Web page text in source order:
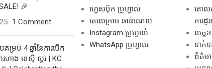
🎉
1 Comment
ម្រប់ 4 ឆ្នាំនៃការបើក
ហាង ខេស៊ី ស្តរ | KC
ហ្វេសប៊ុក ប្រូហ្វាល់
តេលេក្រាម ឆាន់ណេល
Instagram ប្រូហ្វាល់
WhatsApp ប្រូហ្វាល់
គោល
ការ
លក្ខខ
ទាក់
ព័ត៌មា